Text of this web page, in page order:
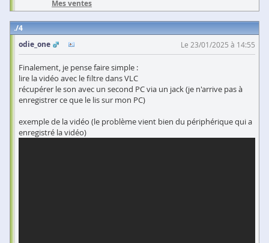
Mes ventes
4
odie_one
Le 23/01/2025 à 14:55
Finalement, je pense faire simple :
lire la vidéo avec le filtre dans VLC
récupérer le son avec un second PC via un jack (je n'arrive pas à
enregistrer ce que le lis sur mon PC)
exemple de la vidéo (le problème vient bien du périphérique qui a
enregistré la vidéo)